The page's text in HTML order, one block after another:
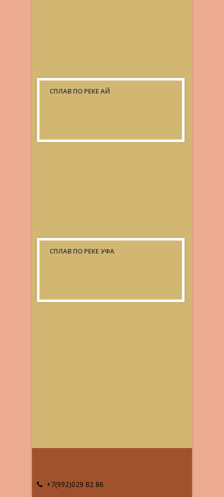
СПЛАВ ПО РЕКЕ АЙ
СПЛАВ ПО РЕКЕ УФА
+7(992)029 82 86